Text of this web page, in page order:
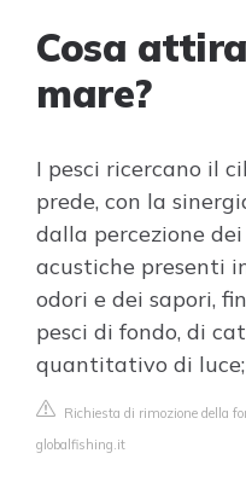
Cosa
mare?
I pesci ricercano il
prede, con la
dalla percezione
acustiche presenti
odori e dei sapori,
pesci di fondo, di
quantitativo di luce;
Richiesta di rimozione della
globalfishing.it